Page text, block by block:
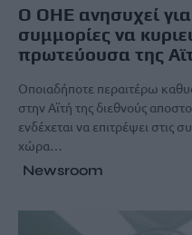
Ο ΟΗΕ ανησυχεί για
συμμορίες να
πρωτεύουσα της
Οποιαδήποτε περαιτέρω
στην Αϊτή της διεθνούς
ενδέχεται να επιτρέψει στις
χώρα…
Newsroom